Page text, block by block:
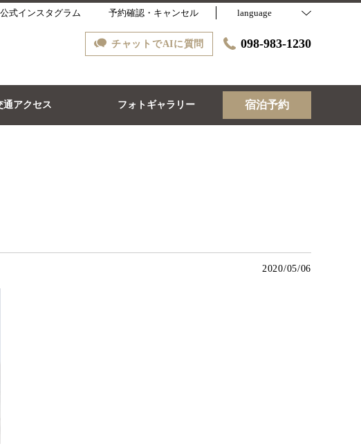
公式インスタグラム 予約確認・キャンセル language
チャットでAIに質問 098-983-1230
通アクセス フォトギャラリー 宿泊予約
2020/05/06